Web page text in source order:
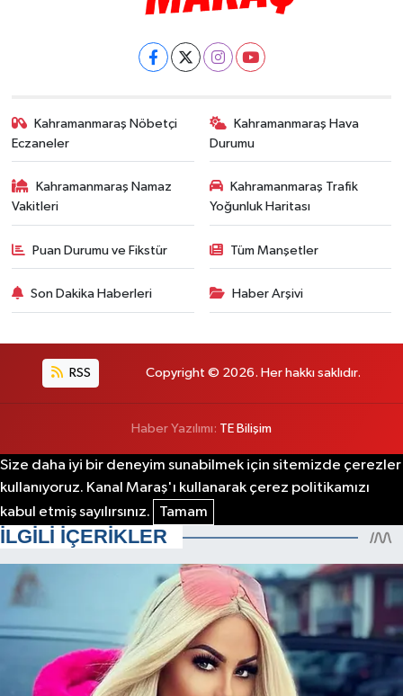
Kahramanmaraş Nöbetçi
Eczaneler
Kahramanmaraş Hava
Durumu
Kahramanmaraş Namaz
Vakitleri
Kahramanmaraş Trafik
Yoğunluk Haritası
Puan Durumu ve Fikstür Tüm Manşetler
Son Dakika Haberleri Haber Arşivi
RSS Copyright © 2026. Her hakkı saklıdır.
Haber Yazılımı: TE Bilişim
Size daha iyi bir deneyim sunabilmek için sitemizde çerezler
kullanıyoruz. Kanal Maraş'ı kullanarak çerez politikamızı
kabul etmiş sayılırsınız.
Tamam